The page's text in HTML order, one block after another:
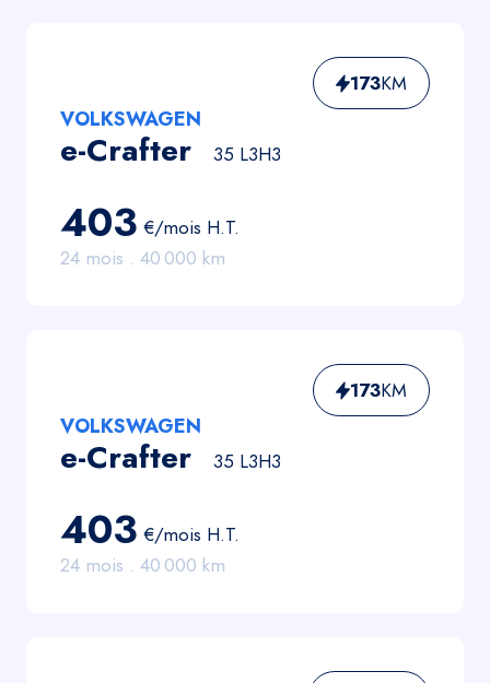
173KM
VOLKSWAGEN
e-Crafter 35 L3H3
403 €/mois H.T.
24 mois . 40 000 km
173KM
VOLKSWAGEN
e-Crafter 35 L3H3
403 €/mois H.T.
24 mois . 40 000 km